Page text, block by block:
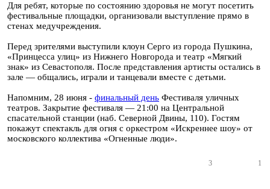
Для ребят, которые по состоянию здоровья не могут посетить
фестивальные площадки, организовали выступление прямо в
стенах медучреждения.
Перед зрителями выступили клоун Серго из города Пушкина,
«Принцесса улиц» из Нижнего Новгорода и театр «Мягкий
знак» из Севастополя. После представления артисты остались в
зале — общались, играли и танцевали вместе с детьми.
Напомним, 28 июня - финальный день Фестиваля уличных
театров. Закрытие фестиваля — 21:00 на Центральной
спасательной станции (наб. Северной Двины, 110). Гостям
покажут спектакль для огня с оркестром «Искреннее шоу» от
московского коллектива «Огненные люди».
3 1